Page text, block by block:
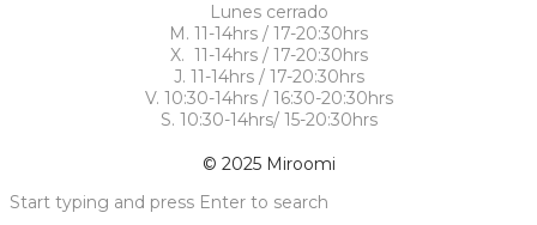
Lunes cerrado
M. 11-14hrs / 17-20:30hrs
X. 11-14hrs / 17-20:30hrs
J. 11-14hrs / 17-20:30hrs
V. 10:30-14hrs / 16:30-20:30hrs
S. 10:30-14hrs/ 15-20:30hrs
© 2025 Miroomi
Start typing and press Enter to search